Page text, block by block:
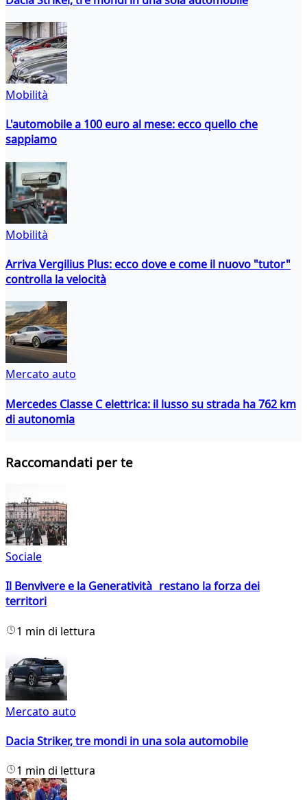
Mobilità
L'automobile a 100 euro al mese: ecco quello che
sappiamo
Mobilità
Arriva Vergilius Plus: ecco dove e come il nuovo "tutor"
controlla la velocità
Mercato auto
Mercedes Classe C elettrica: il lusso su strada ha 762 km
di autonomia
Raccomandati per te
Sociale
Il Benvivere e la Generatività restano la forza dei
territori
1 min di lettura
Mercato auto
Dacia Striker, tre mondi in una sola automobile
1 min di lettura